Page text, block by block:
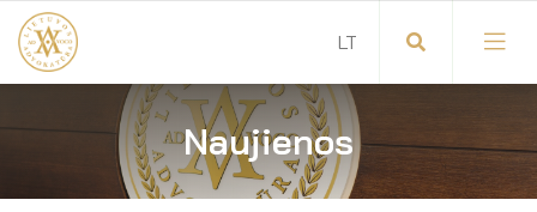
Visuotinis advokatų susirinkimas
Advokatų tarybos pirmininkas
Naujienos